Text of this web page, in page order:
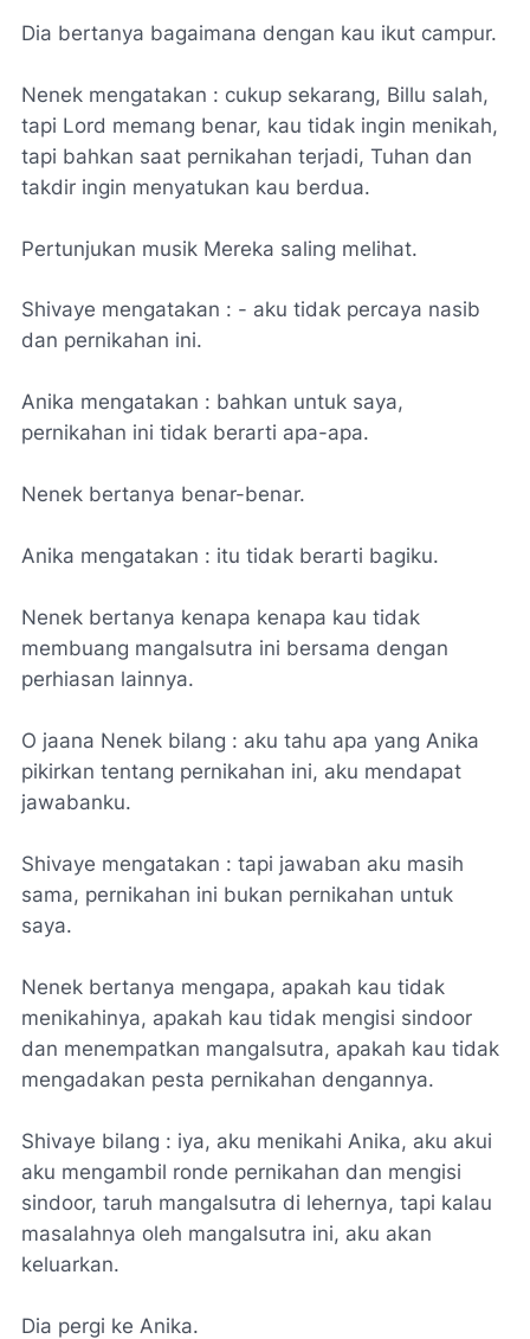
Dia bertanya bagaimana dengan kau ikut campur.
Nenek mengatakan : cukup sekarang, Billu salah,
tapi Lord memang benar, kau tidak ingin menikah,
tapi bahkan saat pernikahan terjadi, Tuhan dan
takdir ingin menyatukan kau berdua.
Pertunjukan musik Mereka saling melihat.
Shivaye mengatakan : - aku tidak percaya nasib
dan pernikahan ini.
Anika mengatakan : bahkan untuk saya,
pernikahan ini tidak berarti apa-apa.
Nenek bertanya benar-benar.
Anika mengatakan : itu tidak berarti bagiku.
Nenek bertanya kenapa kenapa kau tidak
membuang mangalsutra ini bersama dengan
perhiasan lainnya.
O jaana Nenek bilang : aku tahu apa yang Anika
pikirkan tentang pernikahan ini, aku mendapat
jawabanku.
Shivaye mengatakan : tapi jawaban aku masih
sama, pernikahan ini bukan pernikahan untuk
saya.
Nenek bertanya mengapa, apakah kau tidak
menikahinya, apakah kau tidak mengisi sindoor
dan menempatkan mangalsutra, apakah kau tidak
mengadakan pesta pernikahan dengannya.
Shivaye bilang : iya, aku menikahi Anika, aku akui
aku mengambil ronde pernikahan dan mengisi
sindoor, taruh mangalsutra di lehernya, tapi kalau
masalahnya oleh mangalsutra ini, aku akan
keluarkan.
Dia pergi ke Anika.